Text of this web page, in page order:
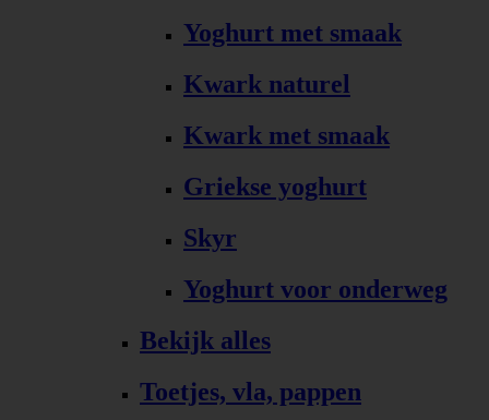
Yoghurt met smaak
Kwark naturel
Kwark met smaak
Griekse yoghurt
Skyr
Yoghurt voor onderweg
Bekijk alles
Toetjes, vla, pappen